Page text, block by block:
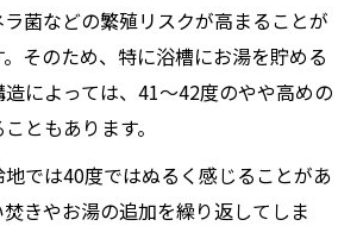
菌などの繁殖リスクが高まることが
そのため、特に浴槽にお湯を貯める
によっては、41〜42度のやや高めの
ともあります。
では40度ではぬるく感じることがあ
きやお湯の追加を繰り返してしま